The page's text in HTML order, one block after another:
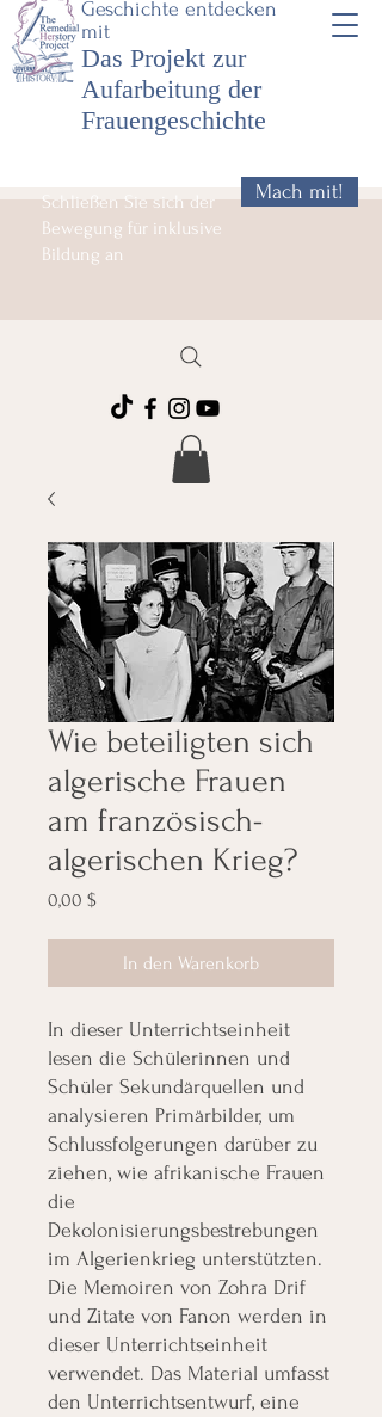
Geschichte entdecken
mit
Das Projekt zur
Aufarbeitung der
Frauengeschichte
Schließen Sie sich der
Bewegung für inklusive
Bildung an
Mach mit!
Wie beteiligten sich
algerische Frauen
am französisch-
algerischen Krieg?
0,00 $Preis
In den Warenkorb
In dieser Unterrichtseinheit
lesen die Schülerinnen und
Schüler Sekundärquellen und
analysieren Primärbilder, um
Schlussfolgerungen darüber zu
ziehen, wie afrikanische Frauen
die
Dekolonisierungsbestrebungen
im Algerienkrieg unterstützten.
Die Memoiren von Zohra Drif
und Zitate von Fanon werden in
dieser Unterrichtseinheit
verwendet. Das Material umfasst
den Unterrichtsentwurf, eine